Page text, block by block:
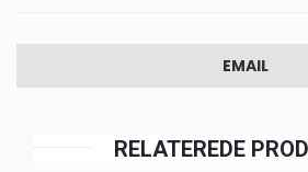
EMAIL
RELATEREDE